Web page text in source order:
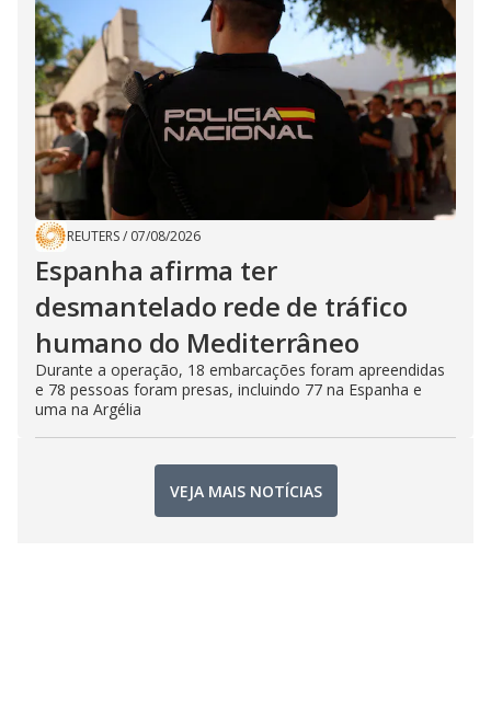
REUTERS/ 07/08/2026
Espanha afirma ter
desmantelado rede de tráfico
humano do Mediterrâneo
Durante a operação, 18 embarcações foram apreendidas
e 78 pessoas foram presas, incluindo 77 na Espanha e
uma na Argélia
VEJA MAIS NOTÍCIAS